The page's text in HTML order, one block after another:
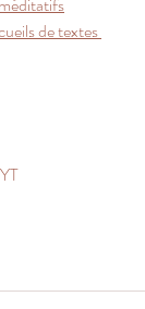
de textes